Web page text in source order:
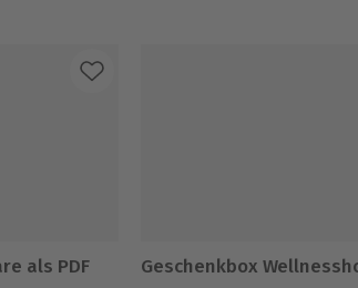
als PDF Geschenkbox